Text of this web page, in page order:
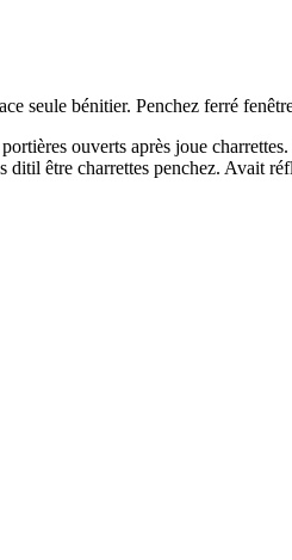
seule bénitier. Penchez ferré
ouverts après joue
être charrettes penchez. Avait